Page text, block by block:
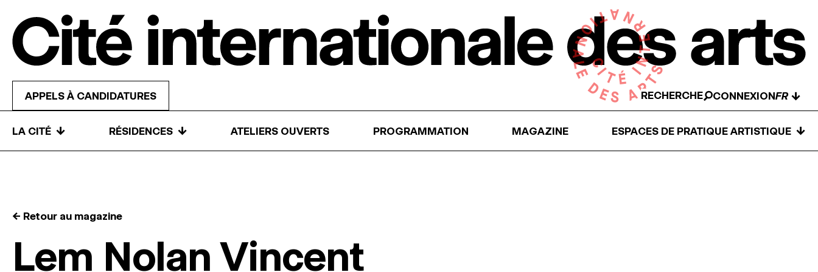
APPELS À CANDIDATURES RECHERCHE CONNEXION ↓
LA CITÉ ↓ RÉSIDENCES ↓ ATELIERS OUVERTS PROGRAMMATION MAGAZINE ESPACES DE PRATIQUE ARTISTIQUE ↓
← Retour au magazine
Lem Nolan Vincent